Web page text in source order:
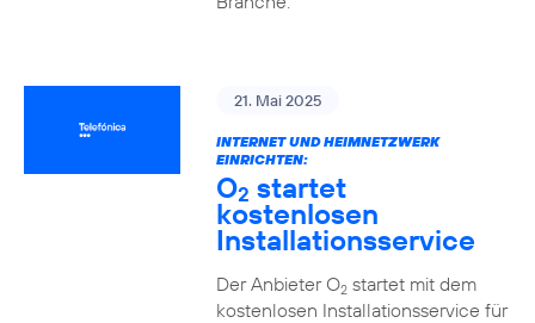
21. Mai 2025
INTERNET UND HEIMNETZWERK
EINRICHTEN:
O2 startet
kostenlosen
Installationsservice
Der Anbieter O2startet mit dem
kostenlosen Installationsservice für